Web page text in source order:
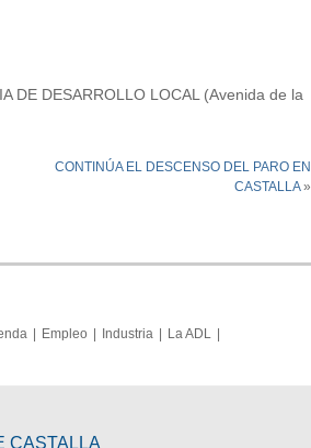
DE DESARROLLO LOCAL (Avenida de la
CONTINÚA EL DESCENSO DEL PARO EN
CASTALLA»
Empleo Industria La ADL
CASTALLA